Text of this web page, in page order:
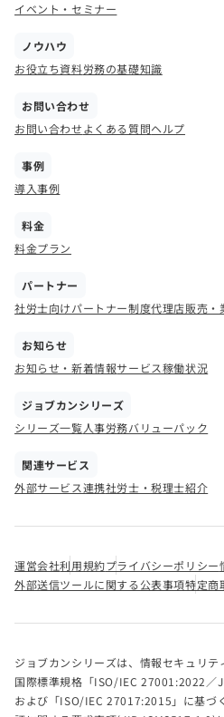
イベント・セミナー
ノウハウ
お役立ち資料労務の基礎知識
お問い合わせ
お問い合わせよくある質問ヘルプ
事例
導入事例
料金
料金プラン
パートナー
社労士向けパートナー制度代理店販売・
お知らせ
お知らせ・新着情報サービス稼働状況
ジョブカンシリーズ
シリーズ一覧人事労務バリューパック
関連サービス
外部サービス連携社労士・税理士紹介
運営会社利用規約プライバシーポリシー
外部送信ツールに関する公表事項特定商
ジョブカンシリーズは、情報セキュリ
国際標準規格「ISO/IEC 27001:2022／
および「ISO/IEC 27017:2015」に基づ